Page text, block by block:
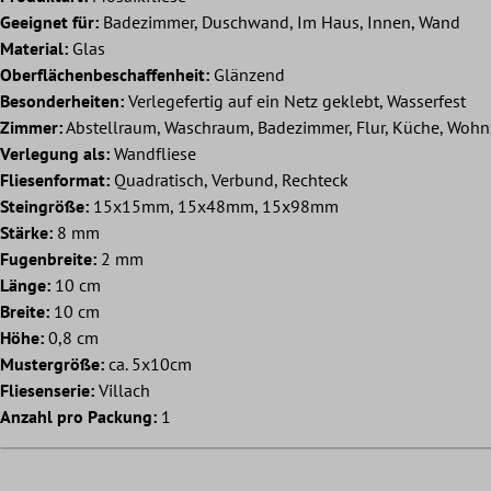
Geeignet für: Badezimmer, Duschwand, Im Haus, Innen, Wand
Material: Glas
Oberflächenbeschaffenheit: Glänzend
Besonderheiten: Verlegefertig auf ein Netz geklebt, Wasserfest
Zimmer:Abstellraum, Waschraum, Badezimmer, Flur, Küche,
Verlegung als: Wandfliese
Fliesenformat: Quadratisch, Verbund, Rechteck
Steingröße: 15x15mm, 15x48mm, 15x98mm
Stärke: 8 mm
Fugenbreite: 2 mm
Länge: 10 cm
Breite: 10 cm
Höhe: 0,8 cm
Mustergröße: ca. 5x10cm
Fliesenserie: Villach
Anzahl pro Packung: 1